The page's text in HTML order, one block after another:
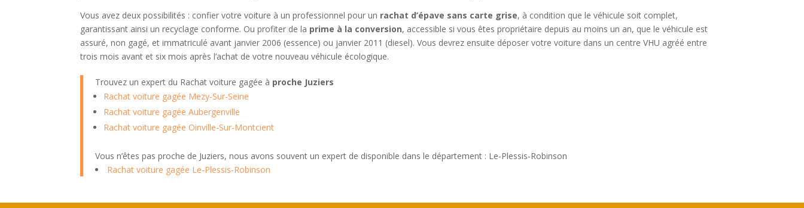
Vous avez deux possibilités : confier votre voiture à un professionnel pour un rachat d’épave sans carte grise, à condition que le véhicule soit complet,
garantissant ainsi un recyclage conforme. Ou profiter de la prime à la conversion, accessible si vous êtes propriétaire depuis au moins un an, que le véhicule est
assuré, non gagé, et immatriculé avant janvier 2006 (essence) ou janvier 2011 (diesel). Vous devrez ensuite déposer votre voiture dans un centre VHU agréé entre
trois mois avant et six mois après l’achat de votre nouveau véhicule écologique.
Trouvez un expert du Rachat voiture gagée à proche Juziers
Rachat voiture gagée Mezy-Sur-Seine
Rachat voiture gagée Aubergenville
Rachat voiture gagée Oinville-Sur-Montcient
Vous n’êtes pas proche de Juziers, nous avons souvent un expert de disponible dans le département : Le-Plessis-Robinson
Rachat voiture gagée Le-Plessis-Robinson